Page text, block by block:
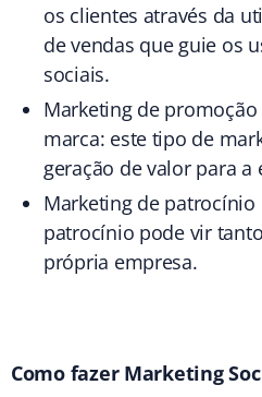
os clientes através da
de vendas que guie os
sociais.
Marketing de
marca: este tipo de
geração de valor para a
Marketing de
patrocínio pode vir
própria empresa.
Como fazer Marketing